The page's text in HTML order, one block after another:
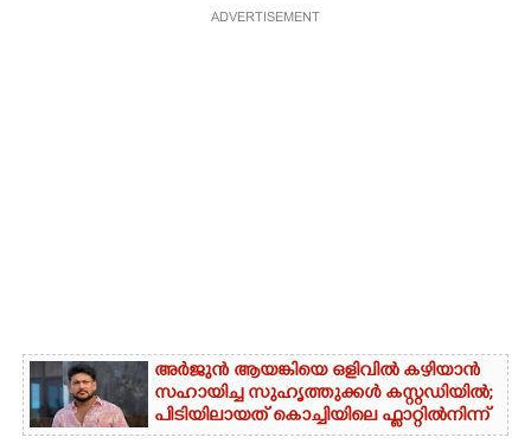
ADVERTISEMENT
അർജുൻ ആയങ്കിയെ ഒളിവിൽ കഴിയാൻ
സഹായിച്ച സുഹൃത്തുക്കൾ കസ്റ്റഡിയിൽ;
പിടിയിലായത് കൊച്ചിയിലെ ഫ്ലാറ്റിൽനിന്ന്